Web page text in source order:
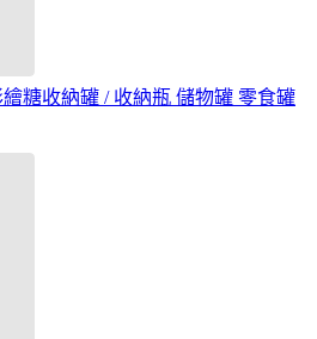
繪糖收納罐 / 收納瓶 儲物罐 零食罐